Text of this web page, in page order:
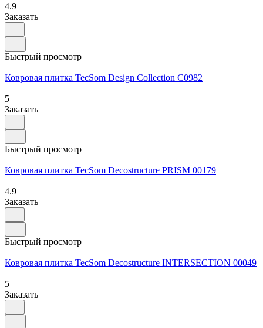
4.9
Заказать
Быстрый просмотр
Ковровая плитка TecSom Design Collection C0982
5
Заказать
Быстрый просмотр
Ковровая плитка TecSom Decostructure PRISM 00179
4.9
Заказать
Быстрый просмотр
Ковровая плитка TecSom Decostructure INTERSECTION 00049
5
Заказать